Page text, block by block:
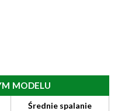
MODELU
Średnie spalanie